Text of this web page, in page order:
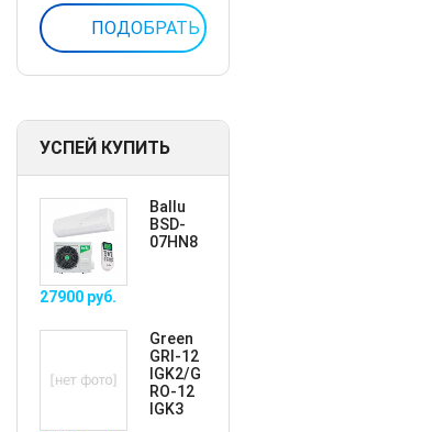
УСПЕЙ КУПИТЬ
Ballu
BSD-
07HN8
27900 руб.
Green
GRI-12
IGK2/G
RO-12
IGK3